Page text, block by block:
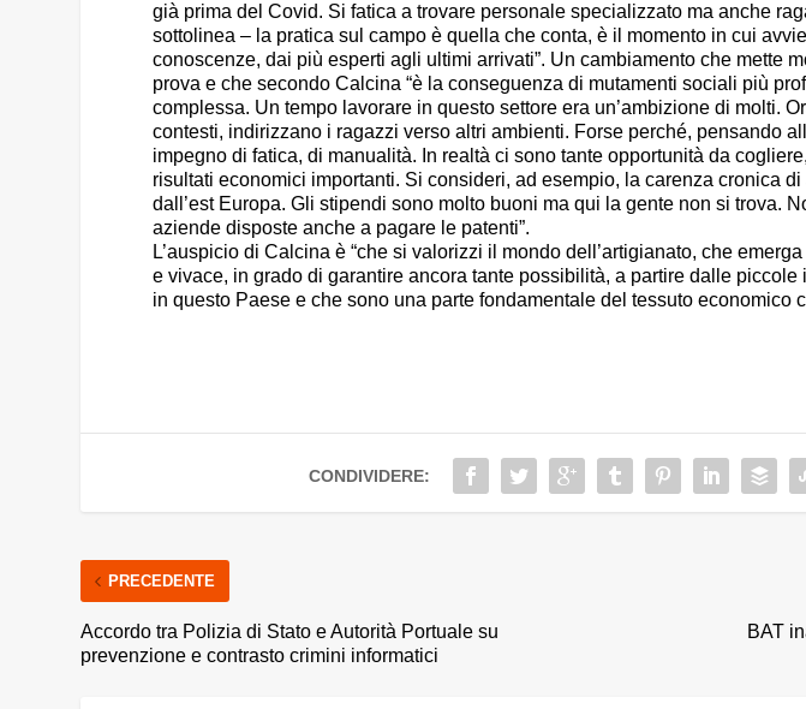
già prima del Covid. Si fatica a trovare personale specializzato ma anche
sottolinea – la pratica sul campo è quella che conta, è il momento in cui
conoscenze, dai più esperti agli ultimi arrivati”. Un cambiamento che mette
prova e che secondo Calcina “è la conseguenza di mutamenti sociali più
complessa. Un tempo lavorare in questo settore era un’ambizione di molti.
contesti, indirizzano i ragazzi verso altri ambienti. Forse perché, pensando
impegno di fatica, di manualità. In realtà ci sono tante opportunità da
risultati economici importanti. Si consideri, ad esempio, la carenza cronica
dall’est Europa. Gli stipendi sono molto buoni ma qui la gente non si trova.
aziende disposte anche a pagare le patenti”.
L’auspicio di Calcina è “che si valorizzi il mondo dell’artigianato, che
e vivace, in grado di garantire ancora tante possibilità, a partire dalle
in questo Paese e che sono una parte fondamentale del tessuto economico
CONDIVIDERE:
PRECEDENTE
Accordo tra Polizia di Stato e Autorità Portuale su
prevenzione e contrasto crimini informatici
BAT